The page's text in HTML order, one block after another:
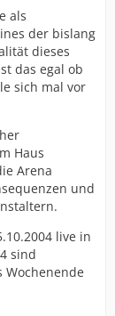
als
der bislang
dieses
das egal ob
sich mal vor
Haus
Arena
und
live in
sind